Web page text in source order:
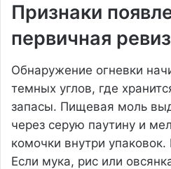
Признаки
первичная
Обнаружение огневки
темных углов, где
запасы. Пищевая моль
через серую паутину и
комочки внутри
Если мука, рис или